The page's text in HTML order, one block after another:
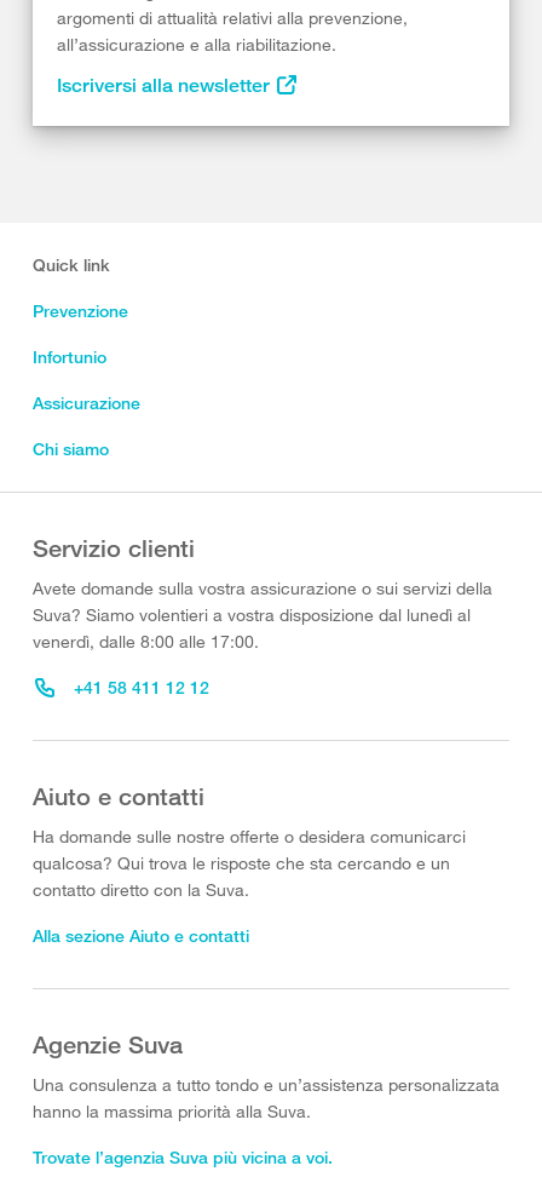
argomenti di attualità relativi alla prevenzione,
all’assicurazione e alla riabilitazione.
Iscriversi alla newsletter
Quick link
Prevenzione
Infortunio
Assicurazione
Chi siamo
Servizio clienti
Avete domande sulla vostra assicurazione o sui servizi della
Suva? Siamo volentieri a vostra disposizione dal lunedì al
venerdì, dalle 8:00 alle 17:00.
+41 58 411 12 12
Aiuto e contatti
Ha domande sulle nostre offerte o desidera comunicarci
qualcosa? Qui trova le risposte che sta cercando e un
contatto diretto con la Suva.
Alla sezione Aiuto e contatti
Agenzie Suva
Una consulenza a tutto tondo e un’assistenza personalizzata
hanno la massima priorità alla Suva.
Trovate l’agenzia Suva più vicina a voi.